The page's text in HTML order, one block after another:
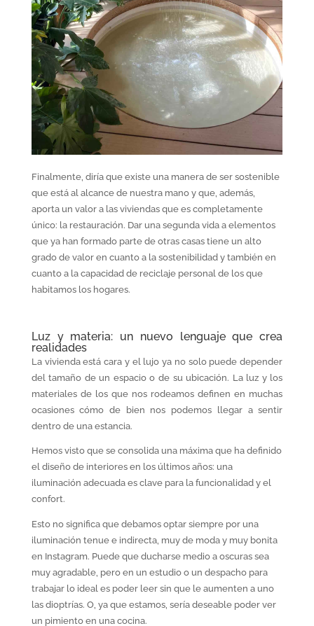
Finalmente, diría que existe una manera de ser sostenible
que está al alcance de nuestra mano y que, además,
aporta un valor a las viviendas que es completamente
único: la restauración. Dar una segunda vida a elementos
que ya han formado parte de otras casas tiene un alto
grado de valor en cuanto a la sostenibilidad y también en
cuanto a la capacidad de reciclaje personal de los que
habitamos los hogares.
Luz y materia: un nuevo lenguaje que crea
realidades
La vivienda está cara y el lujo ya no solo puede depender
del tamaño de un espacio o de su ubicación. La luz y los
materiales de los que nos rodeamos definen en muchas
ocasiones cómo de bien nos podemos llegar a sentir
dentro de una estancia.
Hemos visto que se consolida una máxima que ha definido
el diseño de interiores en los últimos años: una
iluminación adecuada es clave para la funcionalidad y el
confort.
Esto no significa que debamos optar siempre por una
iluminación tenue e indirecta, muy de moda y muy bonita
en Instagram. Puede que ducharse medio a oscuras sea
muy agradable, pero en un estudio o un despacho para
trabajar lo ideal es poder leer sin que le aumenten a uno
las dioptrías. O, ya que estamos, sería deseable poder ver
un pimiento en una cocina.